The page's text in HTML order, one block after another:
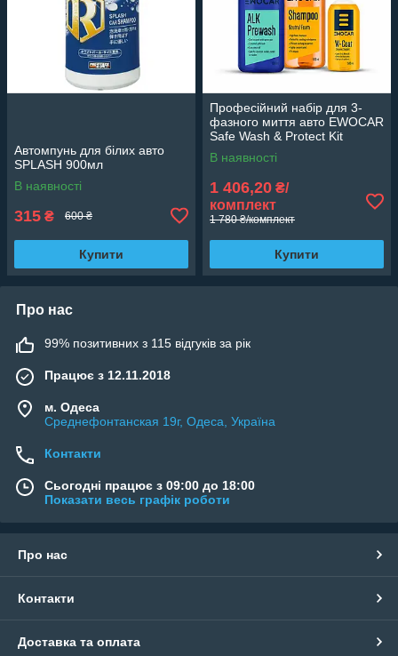
Автомпунь для білих авто
SPLASH 900мл
В наявності
315 ₴ 600 ₴
Купити
Професійний набір для 3-
фазного миття авто EWOCAR
Safe Wash & Protect Kit
Starter
В наявності
1 406,20 ₴/
комплект
1 780 ₴/комплект
Купити
Про нас
99% позитивних з 115 відгуків за рік
Працює з 12.11.2018
м. Одеса
Среднефонтанская 19г, Одеса, Україна
Контакти
Сьогодні працює з 09:00 до 18:00
Показати весь графік роботи
Про нас
Контакти
Доставка та оплата